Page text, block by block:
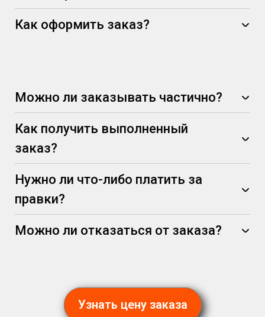
Как оформить заказ?
Можно ли заказывать частично?
Как получить выполненный
заказ?
Нужно ли что-либо платить за
правки?
Можно ли отказаться от заказа?
Узнать цену заказа